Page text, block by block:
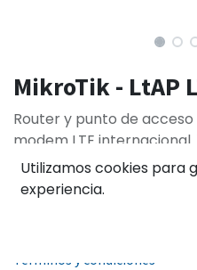
MikroTik - LtAP
Router y punto de acceso
modem LTE
SIMS, GPS y puerto serial.
Términos y condiciones
Utilizamos cookies para
experiencia.